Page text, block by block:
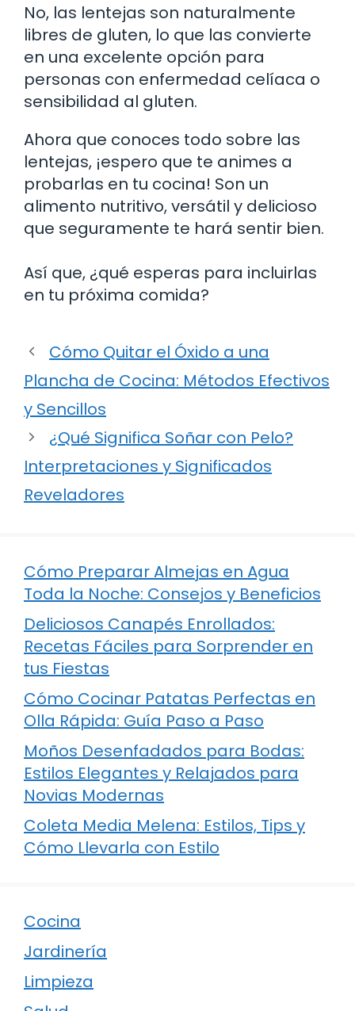
No, las lentejas son naturalmente
libres de gluten, lo que las convierte
en una excelente opción para
personas con enfermedad celíaca o
sensibilidad al gluten.
Ahora que conoces todo sobre las
lentejas, ¡espero que te animes a
probarlas en tu cocina! Son un
alimento nutritivo, versátil y delicioso
que seguramente te hará sentir bien.
Así que, ¿qué esperas para incluirlas
en tu próxima comida?
Cómo Quitar el Óxido a una
Plancha de Cocina: Métodos Efectivos
y Sencillos
¿Qué Significa Soñar con Pelo?
Interpretaciones y Significados
Reveladores
Cómo Preparar Almejas en Agua
Toda la Noche: Consejos y Beneficios
Deliciosos Canapés Enrollados:
Recetas Fáciles para Sorprender en
tus Fiestas
Cómo Cocinar Patatas Perfectas en
Olla Rápida: Guía Paso a Paso
Moños Desenfadados para Bodas:
Estilos Elegantes y Relajados para
Novias Modernas
Coleta Media Melena: Estilos, Tips y
Cómo Llevarla con Estilo
Cocina
Jardinería
Limpieza